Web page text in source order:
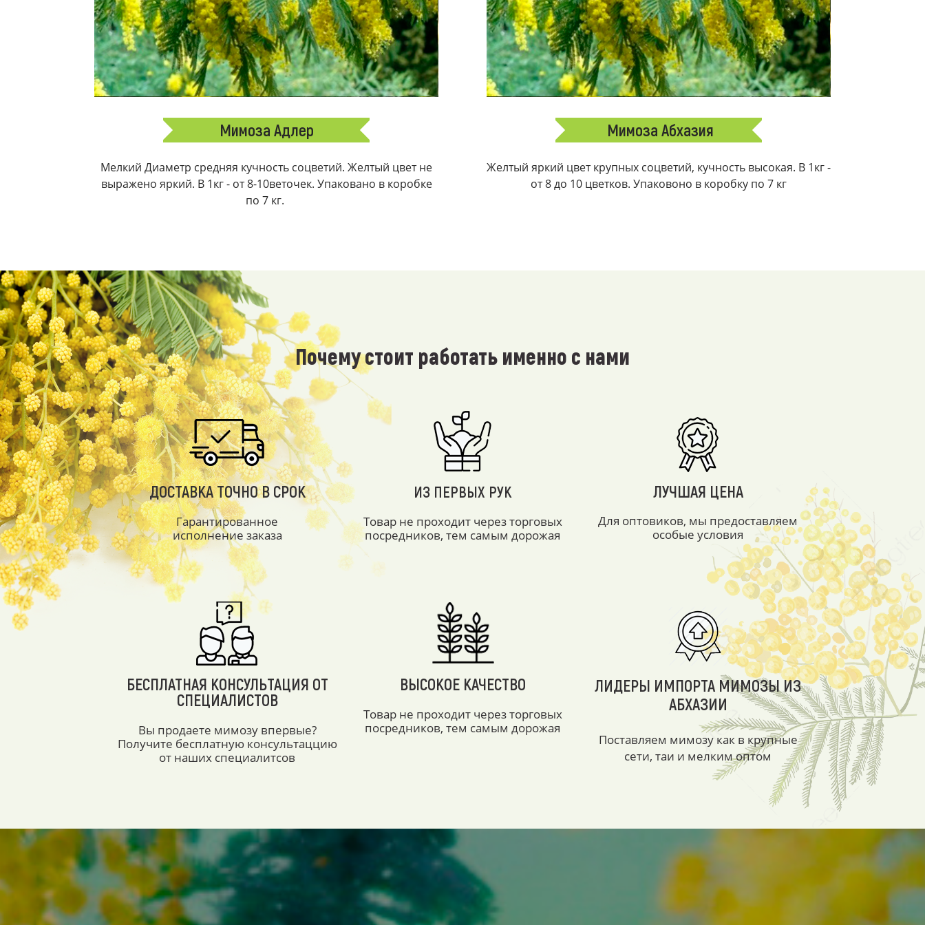
Мимоза Адлер
Мелкий Диаметр средняя кучность соцветий. Желтый цвет не
выражено яркий. В 1кг - от 8-10веточек. Упаковано в коробке
по 7 кг.
Мимоза Абхазия
Желтый яркий цвет крупных соцветий, кучность высокая. В 1кг -
от 8 до 10 цветков. Упаковоно в коробку по 7 кг
Почему стоит работать именно с нами
ДОСТАВКА ТОЧНО В СРОК
Гарантированное
исполнение заказа
ИЗ ПЕРВЫХ РУК
Товар не проходит через торговых
посредников, тем самым дорожая
ЛУЧШАЯ ЦЕНА
Для оптовиков, мы предоставляем
особые условия
БЕСПЛАТНАЯ КОНСУЛЬТАЦИЯ ОТ
СПЕЦИАЛИСТОВ
Вы продаете мимозу впервые?
Получите бесплатную консультаццию
от наших специалитсов
ВЫСОКОЕ КАЧЕСТВО
Товар не проходит через торговых
посредников, тем самым дорожая
ЛИДЕРЫ ИМПОРТА МИМОЗЫ ИЗ
АБХАЗИИ
Поставляем мимозу как в крупные
сети, таи и мелким оптом